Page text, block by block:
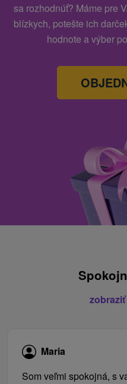
sa rozhodnúť? Máme pre
blízkych, potešte ich
hodnote a výber
Maria
Som veľmi spokojná, s